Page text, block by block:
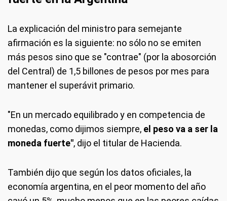
La explicación del ministro para semejante
afirmación es la siguiente: no sólo no se emiten
más pesos sino que se "contrae" (por la abosorción
del Central) de 1,5 billones de pesos por mes para
mantener el superávit primario.
"En un mercado equilibrado y en competencia de
monedas, como dijimos siempre, el peso va a ser la
moneda fuerte", dijo el titular de Hacienda.
También dijo que según los datos oficiales, la
economía argentina, en el peor momento del año